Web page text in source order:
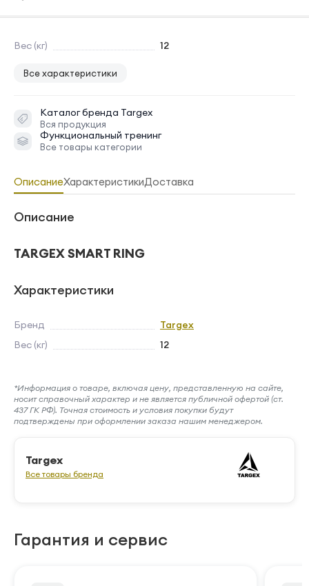
Вес (кг) 12
Все характеристики
Каталог бренда Targex
Вся продукция
Функциональный тренинг
Все товары категории
ОписаниеХарактеристикиДоставка
Описание
TARGEX SMART RING
Характеристики
Бренд
Targex
Вес (кг)
12
*Информация о товаре, включая цену, представленную на сайте,
носит справочный характер и не является публичной офертой (ст.
437 ГК РФ). Точная стоимость и условия покупки будут
подтверждены при оформлении заказа нашим менеджером.
Targex
Все товары бренда
Гарантия и сервис